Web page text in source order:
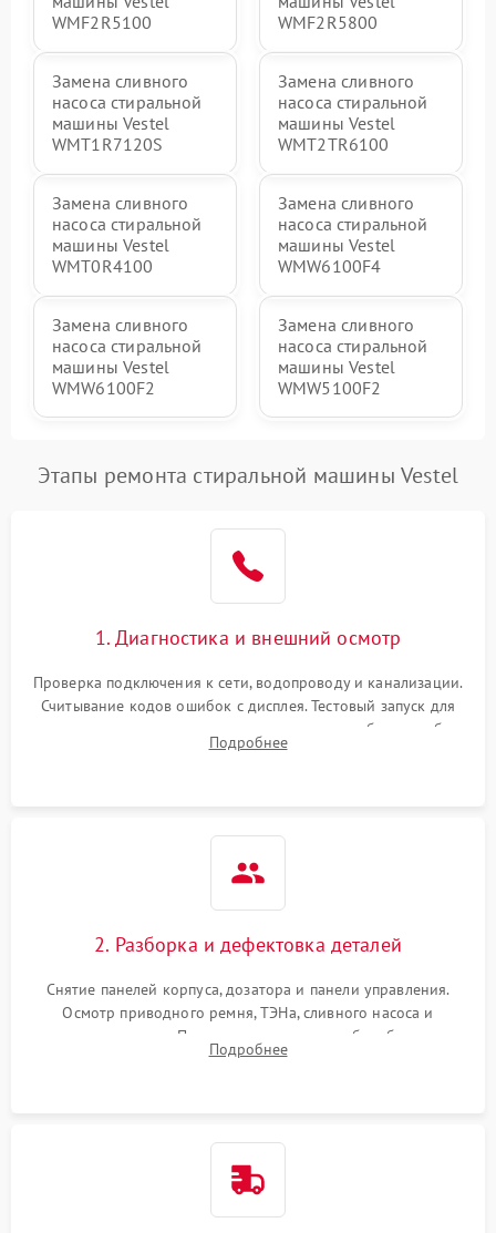
WMF2R5100
WMF2R5800
Замена сливного
насоса стиральной
машины Vestel
WMT1R7120S
Замена сливного
насоса стиральной
машины Vestel
WMT2TR6100
Замена сливного
насоса стиральной
машины Vestel
WMT0R4100
Замена сливного
насоса стиральной
машины Vestel
WMW6100F4
Замена сливного
насоса стиральной
машины Vestel
WMW6100F2
Замена сливного
насоса стиральной
машины Vestel
WMW5100F2
Этапы ремонта стиральной машины Vestel
1. Диагностика и внешний осмотр
Проверка подключения к сети, водопроводу и канализации.
Считывание кодов ошибок с дисплея. Тестовый запуск для
выявления посторонних шумов, протечек или сбоев в работе
электронного модуля управления.
Подробнее
2. Разборка и дефектовка деталей
Снятие панелей корпуса, дозатора и панели управления.
Осмотр приводного ремня, ТЭНа, сливного насоса и
амортизаторов. Проверка подшипников барабана и
крестовины на износ, а манжеты люка на разрывы.
Подробнее